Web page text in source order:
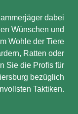
dabei
Wünschen und
Wohle der Tiere
Ratten oder
Sie die Profis für
bezüglich
Taktiken.